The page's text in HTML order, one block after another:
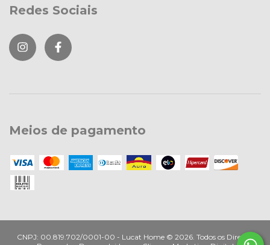
Redes Sociais
Meios de pagamento
Lucat Home © 2026. Todos os Direitos